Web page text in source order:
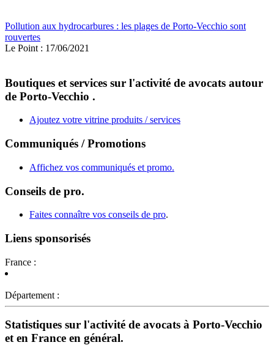
Pollution aux hydrocarbures : les plages de Porto-Vecchio sont
rouvertes
Le Point : 17/06/2021
Boutiques et services sur l'activité de avocats autour
de Porto-Vecchio .
Ajoutez votre vitrine produits / services
Communiqués / Promotions
Affichez vos communiqués et promo.
Conseils de pro.
Faites connaître vos conseils de pro.
Liens sponsorisés
France :
Département :
Statistiques sur l'activité de avocats à Porto-Vecchio
et en France en général.